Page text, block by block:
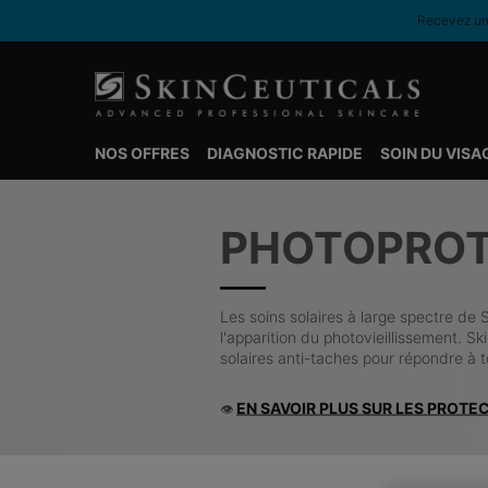
Recevez
NOS OFFRES DIAGNOSTIC RAPIDE SOIN DU
Les soins solaires à large spectre
l'apparition du photovieillissement.
solaires anti-taches pour répondre à
👁 EN SAVOIR PLUS SUR LES